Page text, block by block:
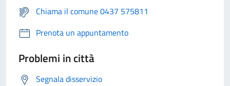
Chiama il comune 0437 575811
Prenota un appuntamento
Problemi in città
Segnala disservizio